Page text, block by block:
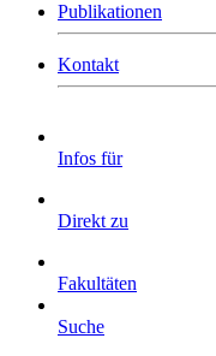
Publikationen
Kontakt
Infos für
Direkt zu
Fakultäten
Suche